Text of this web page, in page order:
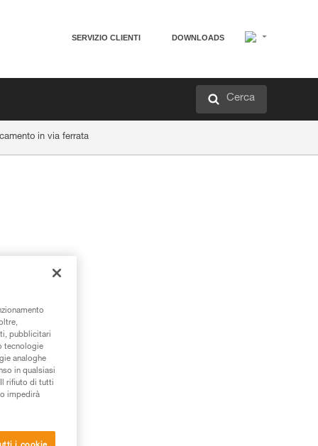
SERVIZIO CLIENTI DOWNLOADS
Cerca
in via ferrata
pubblicitari
tecnologie
analoghe
in qualsiasi
rifiuto di tutti
impedirà